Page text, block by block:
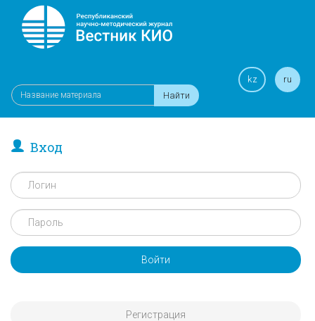
Найти
kz ru
Вход
Войти
Регистрация